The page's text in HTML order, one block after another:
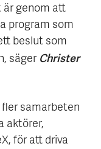
är genom att
program som
beslut som
säger Christer
fler samarbeten
aktörer,
för att driva